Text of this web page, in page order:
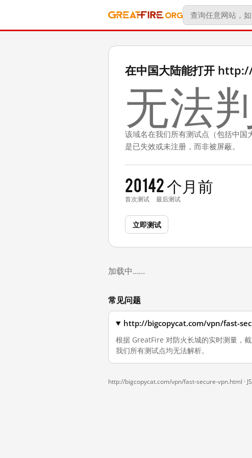
在中国大陆能打开
无法
该域名在我们所有测试点（包括中
是已失效或未注册，而非被屏蔽。
2014
首次测试
2 个月前
最后测试
立即测试
加载中……
常见问题
http://bigcopycat.com/vpn/fast-
根据 GreatFire 对防火长城的实时测量
我们所有测试点均无法解析。
http://bigcopycat.com/vpn/fast-secure-vpn.html ·